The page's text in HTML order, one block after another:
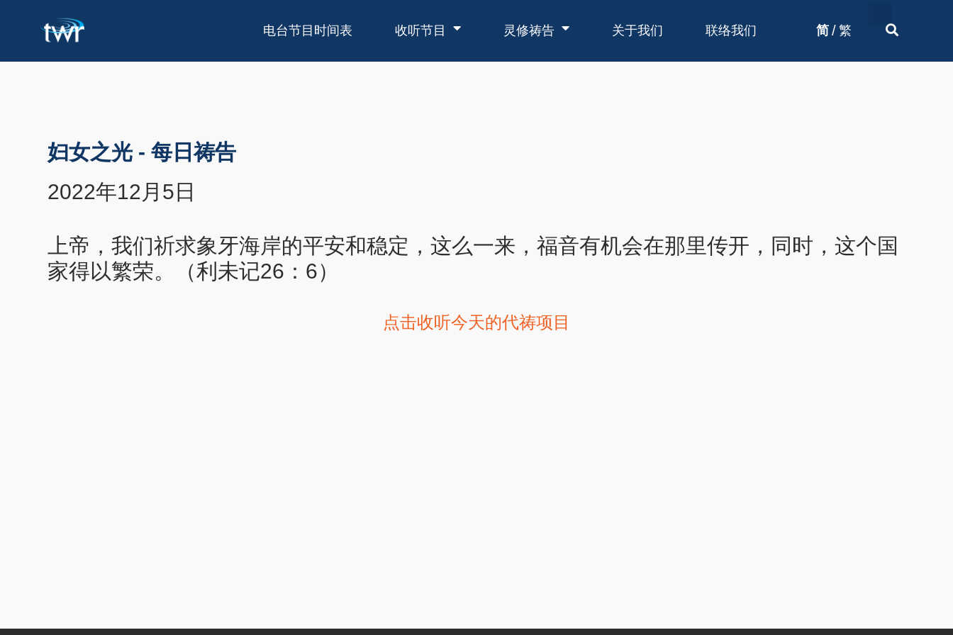
电台节目时间表 收听节目 灵修祷告 关于我们 联络我们 简 / 繁
妇女之光 - 每日祷告
2022年12月5日
上帝，我们祈求象牙海岸的平安和稳定，这么一来，福音有机会在那里传开，同时，这个国
家得以繁荣。（利未记26：6）
点击收听今天的代祷项目